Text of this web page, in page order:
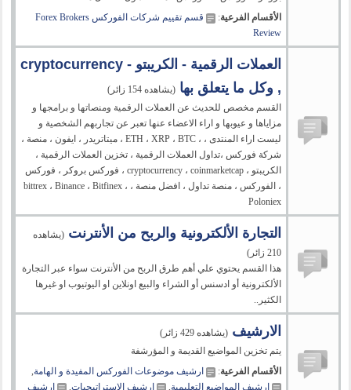
الأقسام الفرعية:
قسم تقييم شركات الفوركس Forex Brokers
Review
العملات الرقمية - الكريبتو - cryptocurrency
, وكل ما يتعلق بها (يشاهده 154 زائر)
القسم مخصص للحديث عن العملات الرقمية ومنصاتها و برامجها و
مزاياها و عيوبها و اراء الاعضاء عنها تعبر عن تجاربهم الشخصية و
ليست اراء المنتدى ، ، ETH ، XRP ، BTC ، ميتاتريدر ، ايفون ، منصة ،
شركة فوركس ،تداول العملات الرقمية ، تخزين العملات الرقمية ،
الكريبتو ، cryptocurrency ، coinmarketcap ، فوركس بروكر ، فوركس
، الفوركس ، منصة تداول ، افضل منصة ، bittrex ، Binance ، Bitfinex ،
Poloniex
التجارة الألكترونية والربح من الأنترنت (يشاهده
210 زائر)
هذا القسم يحتوي علي أهم طرق الربح من الأنترنت سواء عبر التجارة
الألكترونية أو ادسنس أو الشراء والبيع اونلاين او اليوتيوب او غيرها
الكثير..
الارشيف (يشاهده 429 زائر)
يتم تخزين المواضيع القديمة و المؤرشفة
الأقسام الفرعية: ارشيف موضوعات الفوركس المفيدة و الهامة,
ارشيف المواضيع التعليمية, ارشيف الاستراتيجيات, ارشيف